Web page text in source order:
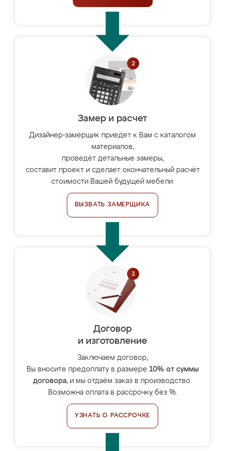
Замер и расчет
Дизайнер-замерщик приедет к Вам с каталогом
материалов,
проведёт детальные замеры,
составит проект и сделает окончательный расчёт
стоимости Вашей будущей мебели.
ВЫЗВАТЬ ЗАМЕРЩИКА
Договор
и изготовление
Заключаем договор,
Вы вносите предоплату в размере 10% от суммы
договора, и мы отдаём заказ в производство.
Возможна оплата в рассрочку без %.
УЗНАТЬ О РАССРОЧКЕ